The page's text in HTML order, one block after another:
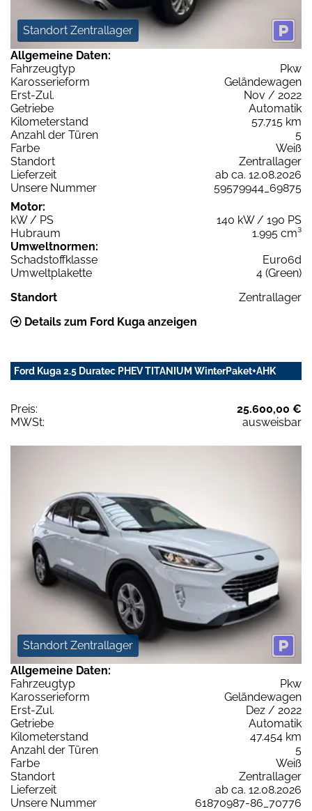
Standort Zentrallager
Allgemeine Daten:
Fahrzeugtyp
Pkw
Karosserieform
Geländewagen
Erst-Zul.
Nov / 2022
Getriebe
Automatik
Kilometerstand
57.715 km
Anzahl der Türen
5
Farbe
Weiß
Standort
Zentrallager
Lieferzeit
ab ca. 12.08.2026
Unsere Nummer
59579944_69875
Motor:
kW / PS
140 kW / 190 PS
Hubraum
1.995 cm³
Umweltnormen:
Schadstoffklasse
Euro6d
Umweltplakette
4 (Green)
Standort
Zentrallager
Details zum Ford Kuga anzeigen
Ford Kuga 2.5 Duratec PHEV TITANIUM WinterPaket+AHK
Preis:
25.600,00 €
MWSt:
ausweisbar
Standort Zentrallager
Allgemeine Daten:
Fahrzeugtyp
Pkw
Karosserieform
Geländewagen
Erst-Zul.
Dez / 2022
Getriebe
Automatik
Kilometerstand
47.454 km
Anzahl der Türen
5
Farbe
Weiß
Standort
Zentrallager
Lieferzeit
ab ca. 12.08.2026
Unsere Nummer
61870987-86_70776